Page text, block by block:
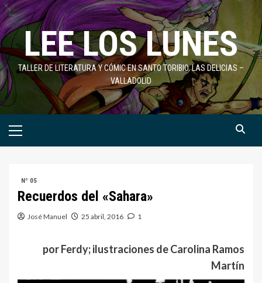
Saltar
al
contenidoLEE LOS LUNES
TALLER DE LITERATURA Y CÓMIC EN SANTO TORIBIO, LAS DELICIAS –
VALLADOLID
Menú
Nº 05
Recuerdos del «Sahara»
José Manuel 25 abril, 2016 1
por Ferdy; ilustraciones de Carolina Ramos
Martín